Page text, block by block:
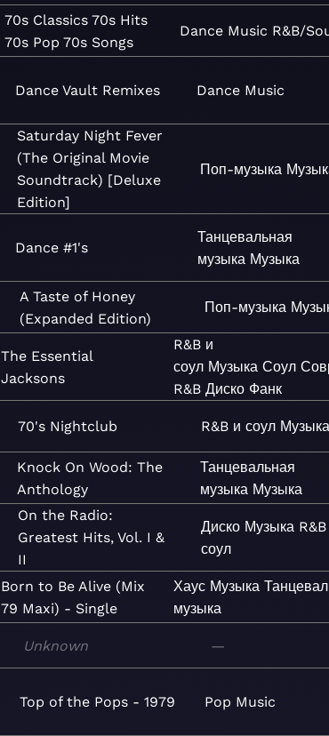
70s Classics 70s Hits
70s Pop 70s Songs
Dance Music R&B/
Dance Vault Remixes Dance Music
Saturday Night Fever
(The Original Movie
Soundtrack) [Deluxe
Edition]
Поп-музыка
Dance #1's
Танцевальная
музыка Музыка
A Taste of Honey
(Expanded Edition)
Поп-музыка
The Essential
Jacksons
R&B и
соул Музыка Соул
R&B Диско Фанк
70's Nightclub R&B и соул Музыка
Knock On Wood: The
Anthology
Танцевальная
музыка Музыка
On the Radio:
Greatest Hits, Vol. I &
II
Диско Музыка
соул
Born to Be Alive (Mix
79 Maxi) - Single
Хаус Музыка
музыка
Unknown —
Top of the Pops - 1979 Pop Music